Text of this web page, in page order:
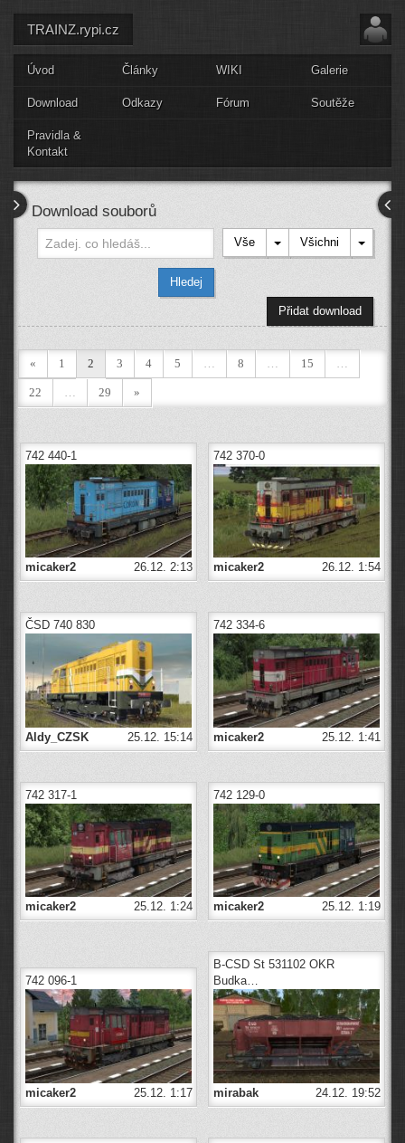
TRAINZ.rypi.cz
Úvod Články WIKI Galerie
Download Odkazy Fórum Soutěže
Pravidla &
Kontakt
Download souborů
Hledej
Vše Všichni
Přidat download
« 1 2 3 4 5 … 8 … 15 …
22 … 29 »
742 440-1
micaker2 26.12. 2:13
742 370-0
micaker2 26.12. 1:54
ČSD 740 830
Aldy_CZSK 25.12. 15:14
742 334-6
micaker2 25.12. 1:41
742 317-1
micaker2 25.12. 1:24
742 129-0
micaker2 25.12. 1:19
742 096-1
micaker2 25.12. 1:17
B-CSD St 531102 OKR
Budka…
mirabak 24.12. 19:52